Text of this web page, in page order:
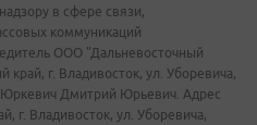
в сфере связи,
коммуникаций
ООО "Дальневосточный
г. Владивосток, ул. Уборевича,
Юркевич Дмитрий Юрьевич. Адрес
г. Владивосток, ул. Уборевича,